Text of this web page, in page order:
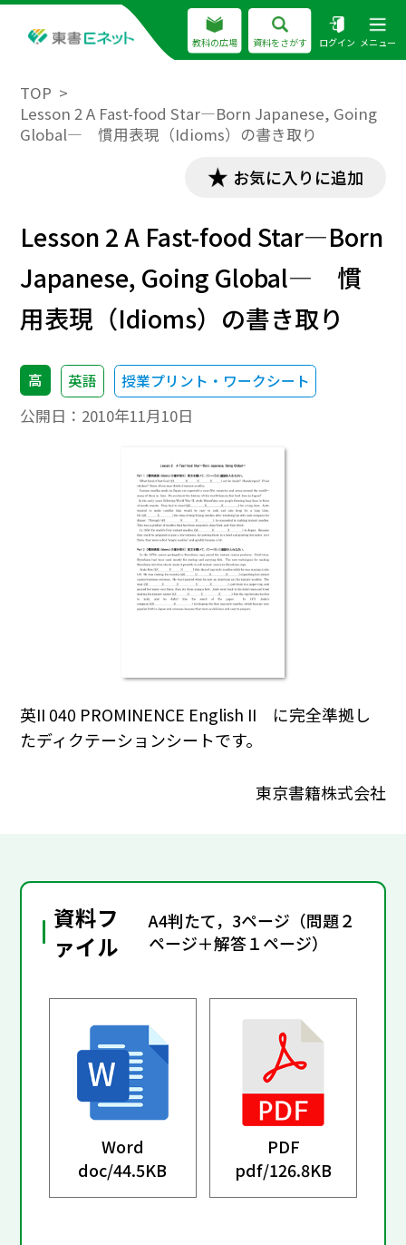
教科の広場 資料をさがす ログイン メニュー
TOP
Lesson 2 A Fast-food Star―Born Japanese, Going
Global― 慣用表現（Idioms）の書き取り
お気に入りに追加
Lesson 2 A Fast-food Star―Born
Japanese, Going Global― 慣
用表現（Idioms）の書き取り
高 英語 授業プリント・ワークシート
公開日： 2010年11月10日
英II 040 PROMINENCE English II に完全準拠し
たディクテーションシートです。
東京書籍株式会社
資料フ
ァイル
A4判たて，3ページ（問題２
ページ＋解答１ページ）
Word
doc/44.5KB
PDF
pdf/126.8KB